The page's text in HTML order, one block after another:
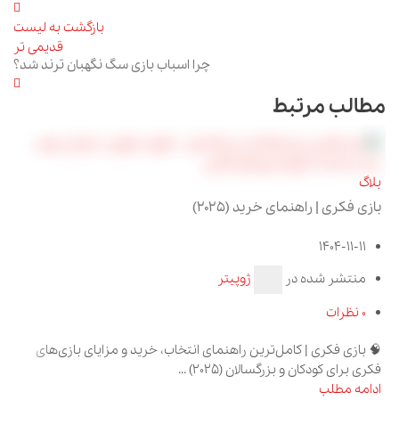
بازگشت به لیست
قدیمی تر
چرا اسباب بازی سگ نگهبان ترند شد؟
مطالب مرتبط
بلاگ
بازی فکری | راهنمای خرید (۲۰۲۵)
1404-11-11
منتشر شده در
ژوپیتر
0 نظرات
🧠 بازی فکری | کامل‌ترین راهنمای انتخاب، خرید و مزایای بازی‌های
فکری برای کودکان و بزرگسالان (2025) ...
ادامه مطلب